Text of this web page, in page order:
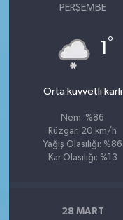
PERŞEMBE
1 °
Orta kuvvetli karlı
Nem: %86
Rüzgar: 20 km/h
Yağış Olasılığı: %86
Kar Olasılığı: %13
28 MART